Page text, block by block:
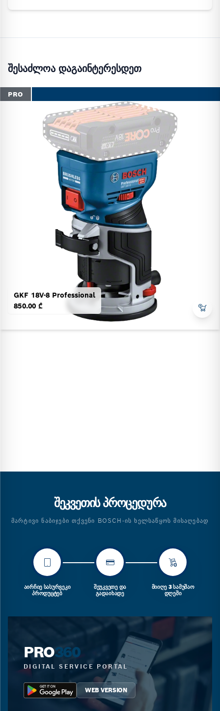
შესაძლოა დაგაინტერესდეთ
PRO
GKF 18V-8 Professional
850.00 ₾
ᲨᲔᲙᲕᲔᲗᲘᲡ ᲞᲠᲝᲪᲔᲓᲣᲠᲐ
ᲛᲐᲠᲢᲘᲕᲘ ᲜᲐᲑᲘᲯᲔᲑᲘ ᲗᲥᲕᲔᲜᲘ BOSCH-ᲘᲡ ᲮᲔᲚᲡᲐᲬᲧᲝᲡ ᲛᲘᲡᲐᲦᲔᲑᲐᲓ
ᲐᲘᲠᲩᲘᲔ ᲡᲐᲡᲣᲠᲕᲔᲙᲘ
ᲞᲠᲝᲓᲣᲪᲢᲔᲑ
ᲨᲔᲣᲙᲕᲔᲗᲔ ᲓᲐ
ᲒᲐᲓᲐᲘᲮᲐᲓᲔ
ᲛᲘᲘᲦᲔ 3 ᲡᲐᲛᲣᲨᲐᲝ
ᲓᲦᲔᲨᲘ
PRO360
DIGITAL SERVICE PORTAL
WEB VERSION